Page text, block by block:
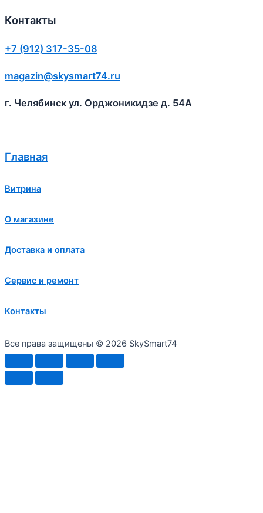
Контакты
+7 (912) 317-35-08
magazin@skysmart74.ru
г. Челябинск ул. Орджоникидзе д. 54А
Главная
Витрина
О магазине
Доставка и оплата
Сервис и ремонт
Контакты
Все права защищены © 2026 SkySmart74